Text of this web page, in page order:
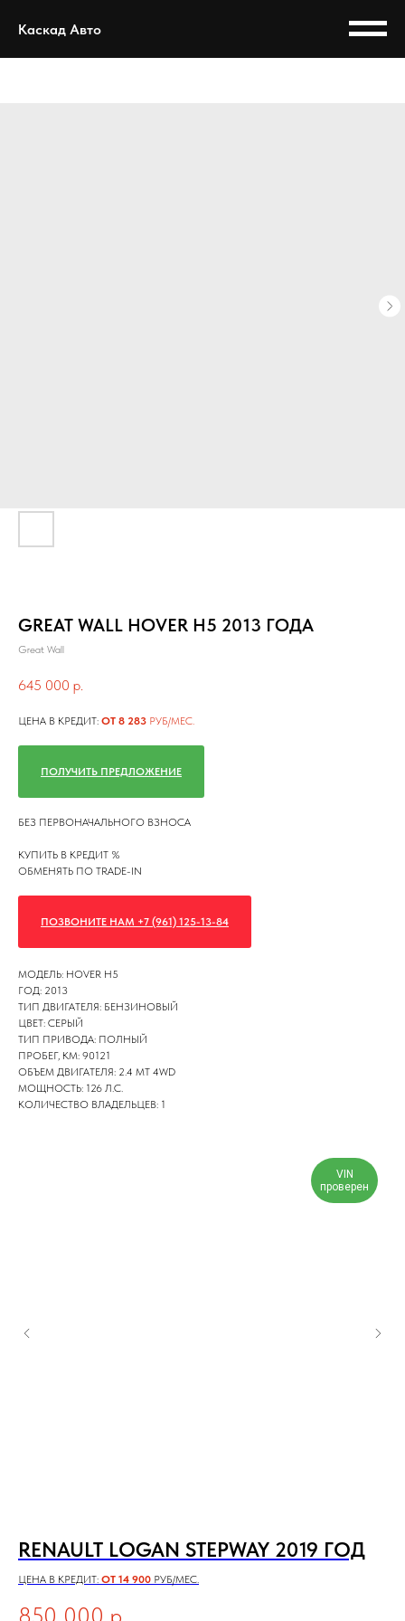
Каскад Авто
GREAT WALL HOVER H5 2013 ГОДА
Great Wall
645 000 р.
ЦЕНА В КРЕДИТ: ОТ 8 283 РУБ/МЕС.
ПОЛУЧИТЬ ПРЕДЛОЖЕНИЕ
БЕЗ ПЕРВОНАЧАЛЬНОГО ВЗНОСА
КУПИТЬ В КРЕДИТ %
ОБМЕНЯТЬ ПО TRADE-IN
ПОЗВОНИТЕ НАМ +7 (961) 125-13-84
МОДЕЛЬ: HOVER H5
ГОД: 2013
ТИП ДВИГАТЕЛЯ: БЕНЗИНОВЫЙ
ЦВЕТ: СЕРЫЙ
ТИП ПРИВОДА: ПОЛНЫЙ
ПРОБЕГ, КМ: 90121
ОБЪЕМ ДВИГАТЕЛЯ: 2.4 MT 4WD
МОЩНОСТЬ: 126 Л.С.
КОЛИЧЕСТВО ВЛАДЕЛЬЦЕВ: 1
VIN
проверен
RENAULT LOGAN STEPWAY 2019 ГОД
ЦЕНА В КРЕДИТ: ОТ 14 900 РУБ/МЕС.